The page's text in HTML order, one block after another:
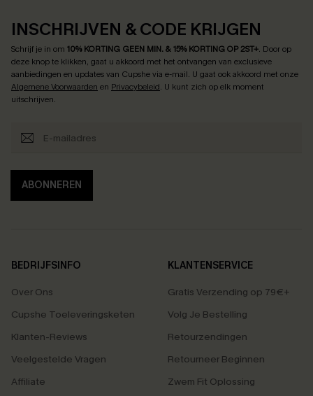
INSCHRIJVEN & CODE KRIJGEN
Schrijf je in om 10% KORTING GEEN MIN. & 15% KORTING OP 2ST+. Door op
deze knop te klikken, gaat u akkoord met het ontvangen van exclusieve
aanbiedingen en updates van Cupshe via e-mail. U gaat ook akkoord met onze
Algemene Voorwaarden en Privacybeleid. U kunt zich op elk moment
uitschrijven.
ABONNEREN
BEDRIJFSINFO
Over Ons
Cupshe Toeleveringsketen
Klanten-Reviews
Veelgestelde Vragen
Affiliate
KLANTENSERVICE
Gratis Verzending op 79€+
Volg Je Bestelling
Retourzendingen
Retourneer Beginnen
Zwem Fit Oplossing